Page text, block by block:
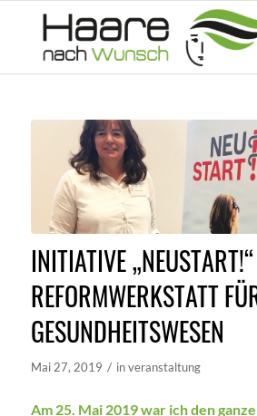
INITIATIVE „NEUSTART!“
REFORMWERKSTATT
GESUNDHEITSWESEN
Mai 27, 2019 / inveranstaltung
Am 25. Mai 2019 war ich den